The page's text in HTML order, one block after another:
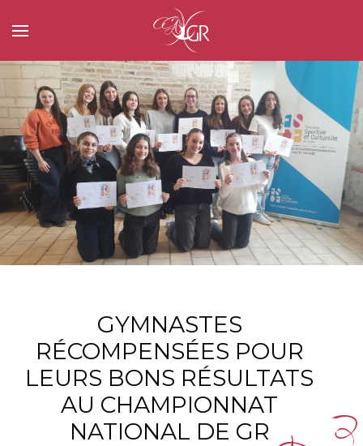
GYMNASTES
RÉCOMPENSÉES POUR
LEURS BONS RÉSULTATS
AU CHAMPIONNAT
NATIONAL DE GR